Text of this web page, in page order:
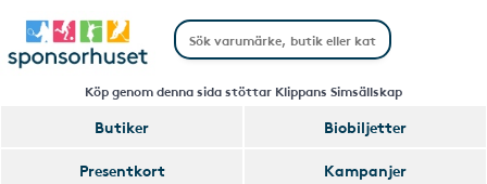
Köp genom denna sida stöttar Klippans Simsällskap
Butiker
Biobiljetter
Presentkort
Kampanjer